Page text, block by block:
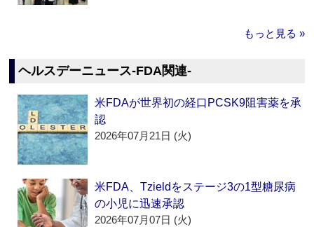
もっと見る »
ヘルスデーニュース‐FDA関連‐
米FDAが世界初の経口PCSK9阻害薬を承
認
2026年07月21日 (火)
米FDA、Tzieldをステージ3の1型糖尿病
の小児に迅速承認
2026年07月07日 (火)